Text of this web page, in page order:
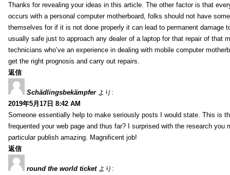
Thanks for revealing your ideas in this article. The other factor is that
occurs with a personal computer motherboard, folks should not have
themselves for if it is not done properly it can lead to permanent damage
usually safe just to approach any dealer of a laptop for that repair of that
technicians who’ve an experience in dealing with mobile computer
get the right prognosis and carry out repairs.
返信
Schädlingsbekämpfer より:
2019年5月17日 8:42 AM
Someone essentially help to make seriously posts I would state. This is
frequented your web page and thus far? I surprised with the research you
particular publish amazing. Magnificent job!
返信
round the world ticket より: